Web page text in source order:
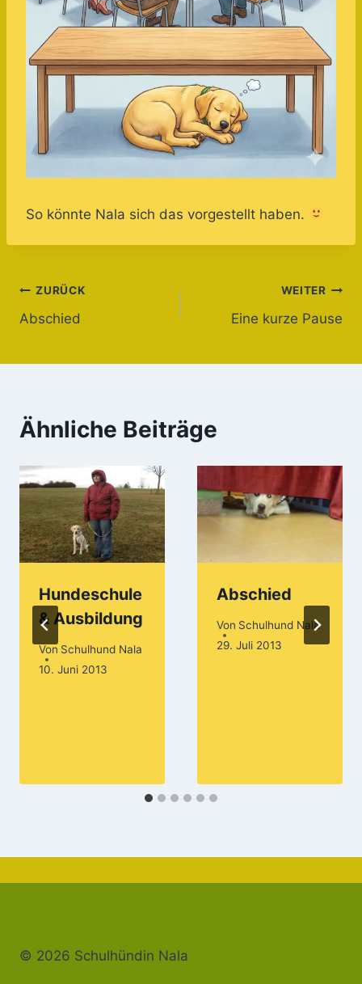
So könnte Nala sich das vorgestellt haben.
Beitragsnavigation
ZURÜCK
Abschied
WEITER
Eine kurze Pause
Ähnliche Beiträge
Hundeschule
& Ausbildung
Von Schulhund Nala
10. Juni 2013
Abschied
Von Schulhund Nala
29. Juli 2013
© 2026 Schulhündin Nala